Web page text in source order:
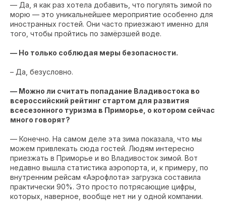
— Да, я как раз хотела добавить, что погулять зимой по
морю — это уникальнейшее мероприятие особенно для
иностранных гостей. Они часто приезжают именно для
того, чтобы пройтись по замёрзшей воде.
— Но только соблюдая меры безопасности.
– Да, безусловно.
— Можно ли считать попадание Владивостока во
всероссийский рейтинг стартом для развития
всесезонного туризма в Приморье, о котором сейчас
много говорят?
— Конечно. На самом деле эта зима показала, что мы
можем привлекать сюда гостей. Людям интересно
приезжать в Приморье и во Владивосток зимой. Вот
недавно вышла статистика аэропорта, и, к примеру, по
внутренним рейсам «Аэрофлота» загрузка составила
практически 90%. Это просто потрясающие цифры,
которых, наверное, вообще нет ни у одной компании.